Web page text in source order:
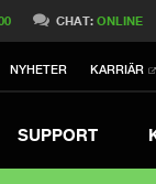
CHAT:ONLINE
NYHETER KARRIÄR
SUPPORT